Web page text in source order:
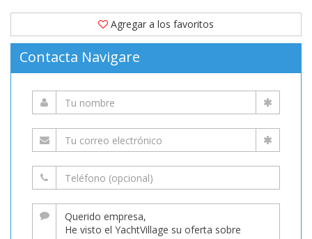
Agregar a los favoritos
Contacta Navigare